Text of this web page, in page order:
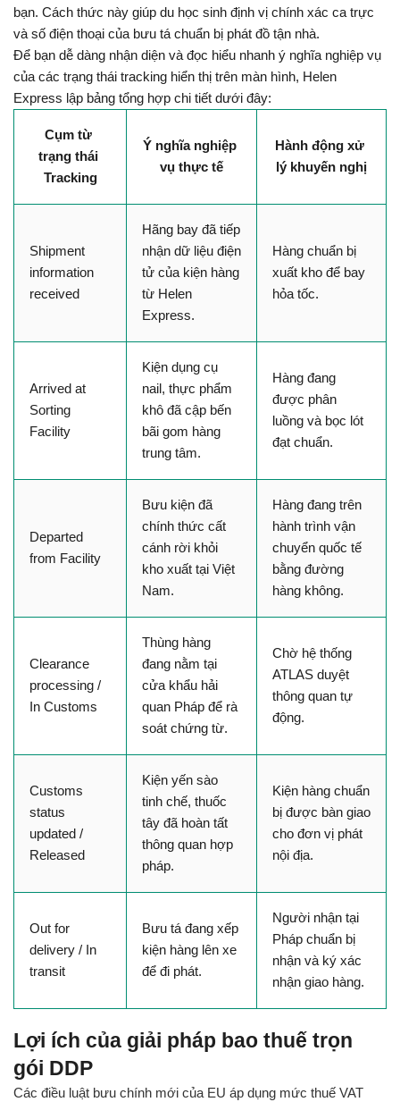
bạn. Cách thức này giúp du học sinh định vị chính xác ca trực
và số điện thoại của bưu tá chuẩn bị phát đồ tận nhà.
Để bạn dễ dàng nhận diện và đọc hiểu nhanh ý nghĩa nghiệp vụ
của các trạng thái tracking hiển thị trên màn hình, Helen
Express lập bảng tổng hợp chi tiết dưới đây:
Cụm từ
trạng thái
Tracking
Ý nghĩa nghiệp
vụ thực tế
Hành động xử
lý khuyến nghị
Shipment
information
received
Hãng bay đã tiếp
nhận dữ liệu điện
tử của kiện hàng
từ Helen
Express.
Hàng chuẩn bị
xuất kho để bay
hỏa tốc.
Arrived at
Sorting
Facility
Kiện dụng cụ
nail, thực phẩm
khô đã cập bến
bãi gom hàng
trung tâm.
Hàng đang
được phân
luồng và bọc lót
đạt chuẩn.
Departed
from Facility
Bưu kiện đã
chính thức cất
cánh rời khỏi
kho xuất tại Việt
Nam.
Hàng đang trên
hành trình vận
chuyển quốc tế
bằng đường
hàng không.
Clearance
processing /
In Customs
Thùng hàng
đang nằm tại
cửa khẩu hải
quan Pháp để rà
soát chứng từ.
Chờ hệ thống
ATLAS duyệt
thông quan tự
động.
Customs
status
updated /
Released
Kiện yến sào
tinh chế, thuốc
tây đã hoàn tất
thông quan hợp
pháp.
Kiện hàng chuẩn
bị được bàn giao
cho đơn vị phát
nội địa.
Out for
delivery / In
transit
Bưu tá đang xếp
kiện hàng lên xe
để đi phát.
Người nhận tại
Pháp chuẩn bị
nhận và ký xác
nhận giao hàng.
Lợi ích của giải pháp bao thuế trọn
gói DDP
Các điều luật bưu chính mới của EU áp dụng mức thuế VAT